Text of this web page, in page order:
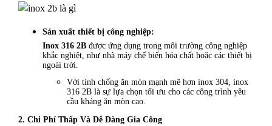
Sản xuất thiết bị công nghiệp:
Inox 316 2B được ứng dụng trong môi trường công nghiệp
khắc nghiệt, như nhà máy chế biến hóa chất hoặc các thiết bị
ngoài trời.
Với tính chống ăn mòn mạnh mẽ hơn inox 304, inox
316 2B là sự lựa chọn tối ưu cho các công trình yêu
cầu kháng ăn mòn cao.
2. Chi Phí Thấp Và Dễ Dàng Gia Công